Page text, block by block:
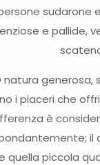
sudarone
e pallide,
natura generosa,
i piaceri che
è
il
quella piccola